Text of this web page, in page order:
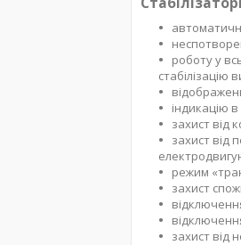
роботу у
стабілізацію
індикацію
захист від
захист від
режим
захист
захист від